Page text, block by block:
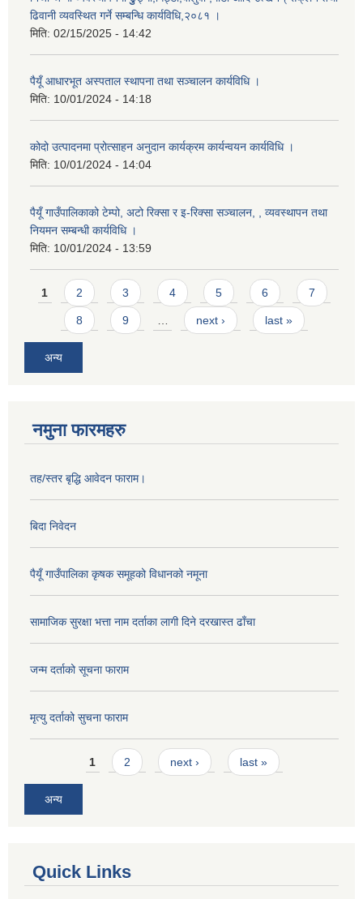
ढिवानी व्यवस्थित गर्ने सम्बन्धि कार्यविधि,२०८१ ।
मिति: 02/15/2025 - 14:42
पैयूँ आधारभूत अस्पताल स्थापना तथा सञ्चालन कार्यविधि ।
मिति: 10/01/2024 - 14:18
कोदो उत्पादनमा प्रोत्साहन अनुदान कार्यक्रम कार्यन्वयन कार्यविधि ।
मिति: 10/01/2024 - 14:04
पैयूँ गाउँपालिकाको टेम्पो, अटो रिक्सा र इ-रिक्सा सञ्चालन, , व्यवस्थापन तथा
नियमन सम्बन्धी कार्यविधि ।
मिति: 10/01/2024 - 13:59
Pages
1 2 3 4 5 6 7
8 9 next › last »
अन्य
नमुना फारमहरु
तह/स्तर बृद्धि आवेदन फाराम।
बिदा निवेदन
पैयूँ गाउँपालिका कृषक समूहको विधानको नमूना
सामाजिक सुरक्षा भत्ता नाम दर्ताका लागी दिने दरखास्त ढाँचा
जन्म दर्ताको सूचना फाराम
मृत्यु दर्ताको सुचना फाराम
Pages1 2 next › last »
अन्य
Quick Links